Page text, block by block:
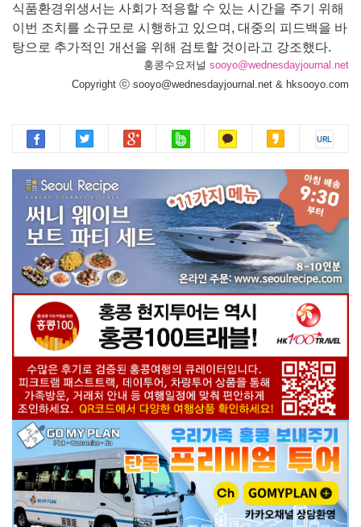
식품환경위생서는 사회가 적응할 수 있는 시간을 주기 위해
이번 조치를 소규모로 시행하고 있으며, 대중의 피드백을 바
탕으로 추가적인 개선을 위해 검토할 것이라고 강조했다.
홍콩수요저널 sooyo@wednesdayjournal.net
Copyright ⓒ sooyo@wednesdayjournal.net & hksooyo.com